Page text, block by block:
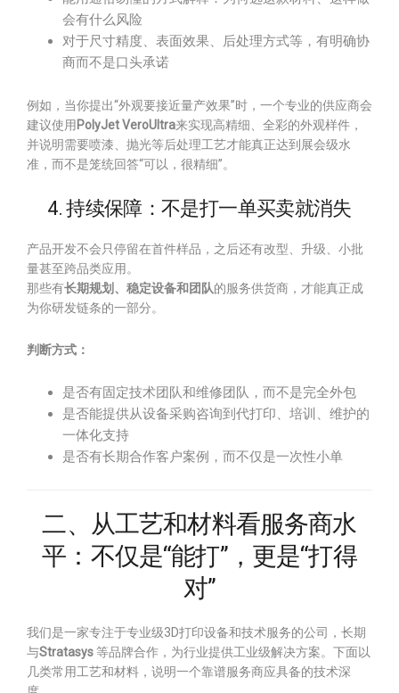
会有什么风险
对于尺寸精度、表面效果、后处理方式等，有明确协
商而不是口头承诺
例如，当你提出“外观要接近量产效果”时，一个专业的供应商会
建议使用 PolyJet VeroUltra来实现高精细、全彩的外观样件，
并说明需要喷漆、抛光等后处理工艺才能真正达到展会级水
准，而不是笼统回答“可以，很精细”。
4. 持续保障：不是打一单买卖就消失
产品开发不会只停留在首件样品，之后还有改型、升级、小批
量甚至跨品类应用。
那些有长期规划、稳定设备和团队的服务供货商，才能真正成
为你研发链条的一部分。
判断方式：
是否有固定技术团队和维修团队，而不是完全外包
是否能提供从设备采购咨询到代打印、培训、维护的
一体化支持
是否有长期合作客户案例，而不仅是一次性小单
二、从工艺和材料看服务商水
平：不仅是“能打”，更是“打得
对”
我们是一家专注于专业级3D打印设备和技术服务的公司，长期
与Stratasys等品牌合作，为行业提供工业级解决方案。下面以
几类常用工艺和材料，说明一个靠谱服务商应具备的技术深